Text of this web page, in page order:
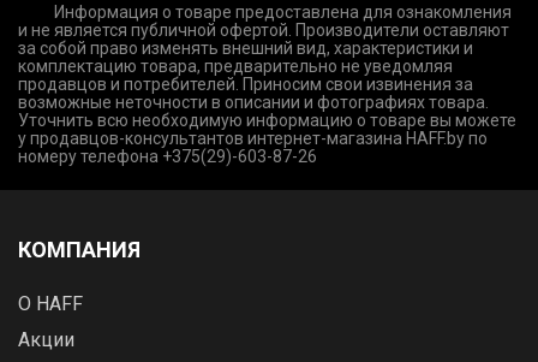
Информация о товаре предоставлена для ознакомления
и не является публичной офертой. Производители оставляют
за собой право изменять внешний вид, характеристики и
комплектацию товара, предварительно не уведомляя
продавцов и потребителей. Приносим свои извинения за
возможные неточности в описании и фотографиях товара.
Уточнить всю необходимую информацию о товаре вы можете
у продавцов-консультантов интернет-магазина HAFF.by по
номеру телефона +375(29)-603-87-26
КОМПАНИЯ
О HAFF
Акции